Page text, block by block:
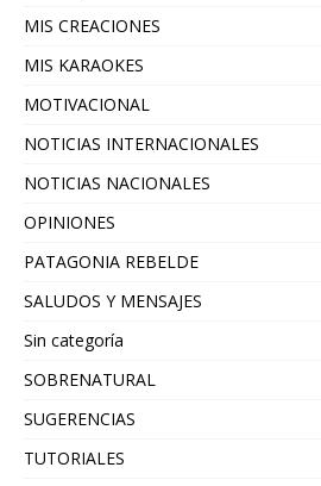
MIS CREACIONES
MIS KARAOKES
MOTIVACIONAL
NOTICIAS INTERNACIONALES
NOTICIAS NACIONALES
OPINIONES
PATAGONIA REBELDE
SALUDOS Y MENSAJES
Sin categoría
SOBRENATURAL
SUGERENCIAS
TUTORIALES